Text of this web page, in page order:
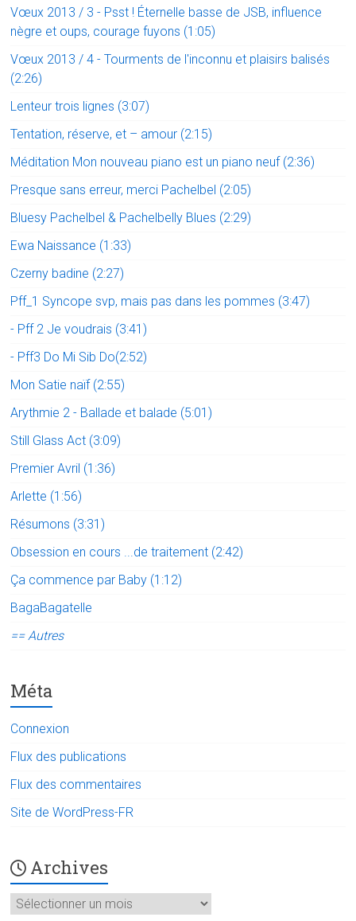
Vœux 2013 / 3 - Psst ! Éternelle basse de JSB, influence
nègre et oups, courage fuyons (1:05)
Vœux 2013 / 4 - Tourments de l'inconnu et plaisirs balisés
(2:26)
Lenteur trois lignes (3:07)
Tentation, réserve, et – amour (2:15)
Méditation Mon nouveau piano est un piano neuf (2:36)
Presque sans erreur, merci Pachelbel (2:05)
Bluesy Pachelbel & Pachelbelly Blues (2:29)
Ewa Naissance (1:33)
Czerny badine (2:27)
Pff_1 Syncope svp, mais pas dans les pommes (3:47)
- Pff 2 Je voudrais (3:41)
- Pff3 Do Mi Sib Do(2:52)
Mon Satie naïf (2:55)
Arythmie 2 - Ballade et balade (5:01)
Still Glass Act (3:09)
Premier Avril (1:36)
Arlette (1:56)
Résumons (3:31)
Obsession en cours ...de traitement (2:42)
Ça commence par Baby (1:12)
BagaBagatelle
== Autres
Méta
Connexion
Flux des publications
Flux des commentaires
Site de WordPress-FR
Archives
Archives